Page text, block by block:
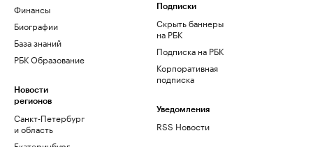
Финансы
Биографии
База знаний
РБК Образование
Новости
регионов
Санкт-Петербург
и область
Подписки
Скрыть баннеры
на РБК
Подписка на РБК
Корпоративная
подписка
Уведомления
RSS Новости